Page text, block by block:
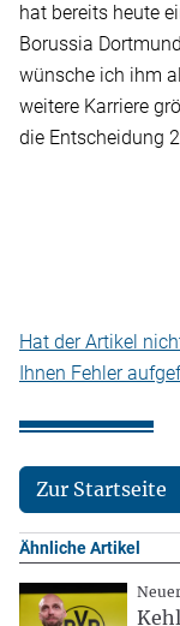
hat bereits heute
Borussia
wünsche ich ihm
weitere Karriere
die Entscheidung
Hat der Artikel
Ihnen Fehler
Zur Startseite
Ähnliche Artikel